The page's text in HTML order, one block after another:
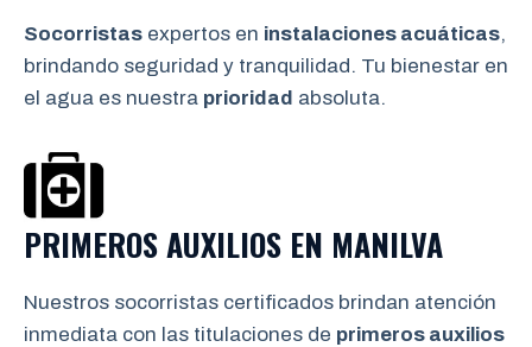
Socorristas expertos en instalaciones acuáticas,
brindando seguridad y tranquilidad. Tu bienestar en
el agua es nuestra prioridad absoluta.
PRIMEROS AUXILIOS EN MANILVA
Nuestros socorristas certificados brindan atención
inmediata con las titulaciones de primeros auxilios